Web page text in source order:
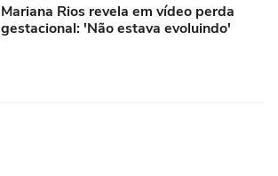
Mariana Rios revela em vídeo perda
gestacional: 'Não estava evoluindo'